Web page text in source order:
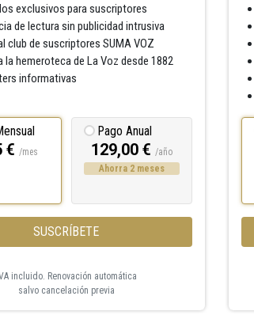
exclusivos para suscriptores
de lectura sin publicidad intrusiva
club de suscriptores SUMA VOZ
la hemeroteca de La Voz desde 1882
informativas
€/mes
Pago Anual
129,00 €/año
Ahorra 2 meses
SUSCRÍBETE
incluido. Renovación automática
salvo cancelación previa